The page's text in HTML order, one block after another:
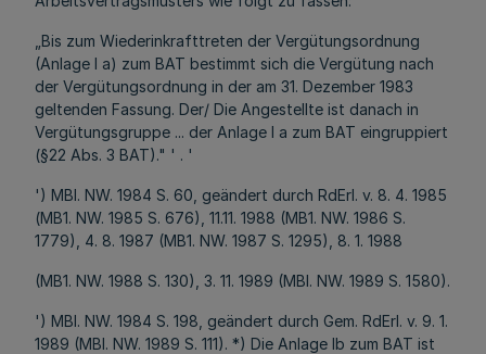
„Bis zum Wiederinkrafttreten der Vergütungsordnung
(Anlage l a) zum BAT bestimmt sich die Vergütung nach
der Vergütungsordnung in der am 31. Dezember 1983
geltenden Fassung. Der/ Die Angestellte ist danach in
Vergütungsgruppe ... der Anlage l a zum BAT eingruppiert
(§22 Abs. 3 BAT)." ' . '
') MBl. NW. 1984 S. 60, geändert durch RdErl. v. 8. 4. 1985
(MB1. NW. 1985 S. 676), 11.11. 1988 (MB1. NW. 1986 S.
1779), 4. 8. 1987 (MB1. NW. 1987 S. 1295), 8. 1. 1988
(MB1. NW. 1988 S. 130), 3. 11. 1989 (MBl. NW. 1989 S. 1580).
') MBl. NW. 1984 S. 198, geändert durch Gem. RdErl. v. 9. 1.
1989 (MBl. NW. 1989 S. 111). *) Die Anlage Ib zum BAT ist